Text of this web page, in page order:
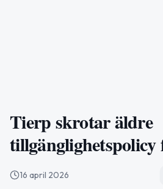
Tierp skrotar äldre
tillgänglighetspolicy
16 april 2026